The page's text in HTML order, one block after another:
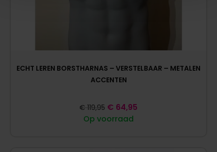
ECHT LEREN BORSTHARNAS – VERSTELBAAR – METALEN
ACCENTEN
Op voorraad
€ 119,95 € 64,95